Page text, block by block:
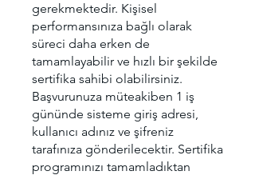
gerekmektedir. Kişisel
performansınıza bağlı olarak
süreci daha erken de
tamamlayabilir ve hızlı bir şekilde
sertifika sahibi olabilirsiniz.
Başvurunuza müteakiben 1 iş
gününde sisteme giriş adresi,
kullanıcı adınız ve şifreniz
tarafınıza gönderilecektir. Sertifika
programınızı tamamladıktan